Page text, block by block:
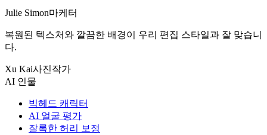
Julie Simon마케터
복원된 텍스처와 깔끔한 배경이 우리 편집 스타일과 잘 맞습니
다.
Xu Kai사진작가
AI 인물
빅헤드 캐릭터
AI 얼굴 평가
잘록한 허리 보정